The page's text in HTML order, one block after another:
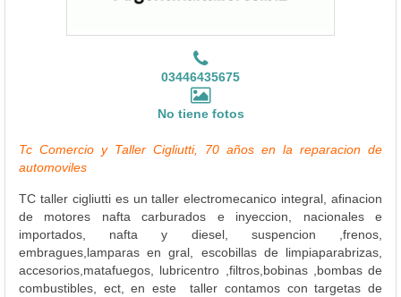
03446435675
No tiene fotos
Tc Comercio y Taller Cigliutti, 70 años en la reparacion de
automoviles
TC taller cigliutti es un taller electromecanico integral, afinacion
de motores nafta carburados e inyeccion, nacionales e
importados, nafta y diesel, suspencion ,frenos,
embragues,lamparas en gral, escobillas de limpiaparabrizas,
accesorios,matafuegos, lubricentro ,filtros,bobinas ,bombas de
combustibles, ect, en este taller contamos con targetas de